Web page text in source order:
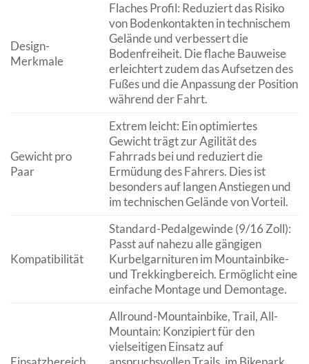
Design-
Merkmale
Flaches Profil: Reduziert das Risiko
von Bodenkontakten in technischem
Gelände und verbessert die
Bodenfreiheit. Die flache Bauweise
erleichtert zudem das Aufsetzen des
Fußes und die Anpassung der Position
während der Fahrt.
Gewicht pro
Paar
Extrem leicht: Ein optimiertes
Gewicht trägt zur Agilität des
Fahrrads bei und reduziert die
Ermüdung des Fahrers. Dies ist
besonders auf langen Anstiegen und
im technischen Gelände von Vorteil.
Kompatibilität
Standard-Pedalgewinde (9/16 Zoll):
Passt auf nahezu alle gängigen
Kurbelgarnituren im Mountainbike-
und Trekkingbereich. Ermöglicht eine
einfache Montage und Demontage.
Allround-Mountainbike, Trail, All-
Mountain: Konzipiert für den
vielseitigen Einsatz auf